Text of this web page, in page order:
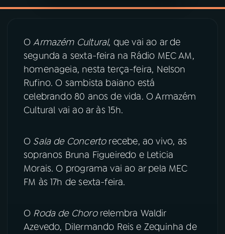
07 ÚLTIMAS
08PRÊMIO RÁDIO MEC
YouTube Facebook
Instagram
OArmazém Cultural, que vai ao ar de
segunda a sexta-feira na Rádio MEC AM,
homenageia, nesta terça-feira, Nelson
Rufino. O sambista baiano está
celebrando 80 anos de vida. O Armazém
Cultural vai ao ar às 15h.
O Sala de Concertorecebe, ao vivo, as
sopranos Bruna Figueiredo e Leticia
Morais. O programa vai ao ar pela MEC
FM às 17h de sexta-feira.
O Roda de Chororelembra Waldir
Azevedo, Dilermando Reis e Zequinha de